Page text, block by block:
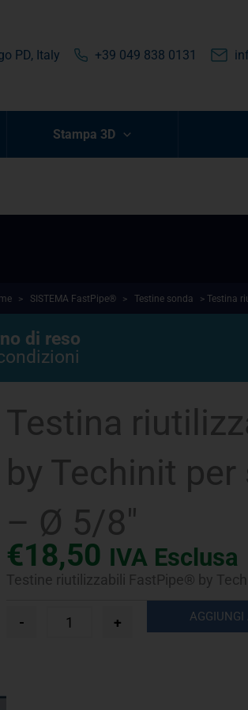
PD, Italy +39 049 838 0131
Stampa 3D
> SISTEMA FastPipe® > Testine sonda > Testina
di reso
Testina
by Techinit
– Ø 5/8″
€18,50 IVA Esclusa
Testine riutilizzabili FastPipe® by
-
riutilizzabile
per
+ AGGIUNGI